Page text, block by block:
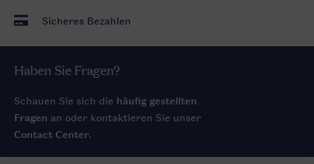
Sicheres Bezahlen
Haben Sie Fragen?
Schauen Sie sich die häufig gestellten
Fragen an oder kontaktieren Sie unser
Contact Center.